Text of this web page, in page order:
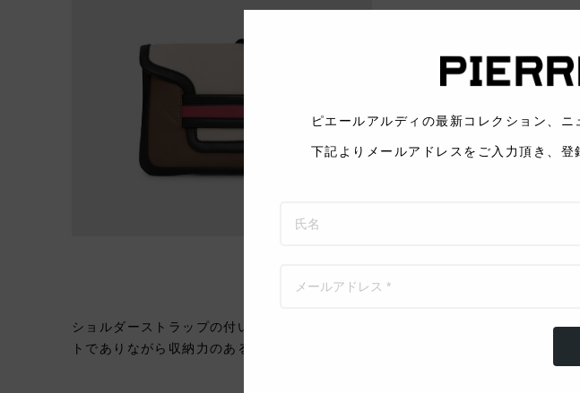
ショルダーストラップの付いたフラットのエンベロープ型「アルファ ポーチ」。
トでありながら収納力のある仕様は様々なシーンで活躍してくれます。
ピエールアルディの最新コレクション
下記よりメールアドレスをご入力頂き、